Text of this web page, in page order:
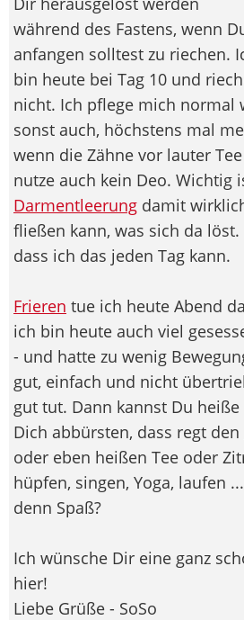
während des Fastens, wenn
anfangen solltest zu riechen.
bin heute bei Tag 10 und
nicht. Ich pflege mich normal
sonst auch, höchstens mal
wenn die Zähne vor lauter
nutze auch kein Deo. Wichtig
Darmentleerung damit
fließen kann, was sich da
dass ich das jeden Tag kann.
Frieren tue ich heute Abend
ich bin heute auch viel
- und hatte zu wenig
gut, einfach und nicht
gut tut. Dann kannst Du
Dich abbürsten, dass regt den
oder eben heißen Tee oder
hüpfen, singen, Yoga, laufen
denn Spaß?
Ich wünsche Dir eine ganz
hier!
Liebe Grüße - SoSo